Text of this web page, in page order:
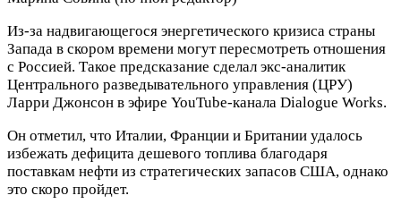
Из-за надвигающегося энергетического кризиса страны
Запада в скором времени могут пересмотреть отношения
с Россией. Такое предсказание сделал экс-аналитик
Центрального разведывательного управления (ЦРУ)
Ларри Джонсон в эфире YouTube-канала Dialogue Works.
Он отметил, что Италии, Франции и Британии удалось
избежать дефицита дешевого топлива благодаря
поставкам нефти из стратегических запасов США, однако
это скоро пройдет.